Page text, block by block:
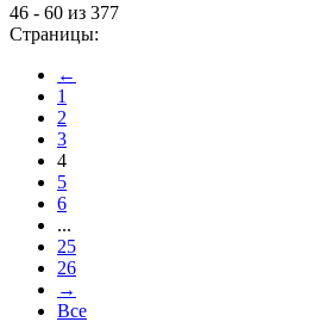
46 - 60 из 377
Страницы:
←
1
2
3
4
5
6
...
25
26
→
Все